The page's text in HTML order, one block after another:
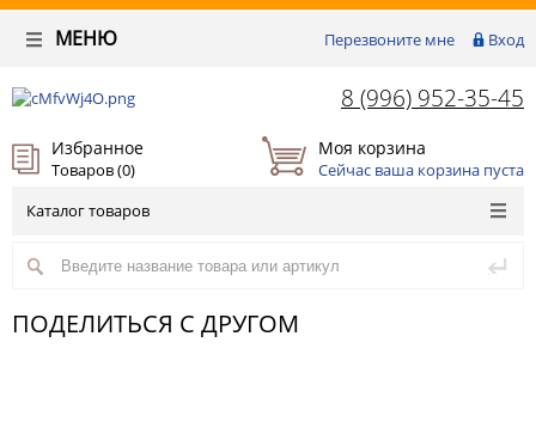
Перезвоните мне Вход
МЕНЮ
8 (996) 952-35-45
Избранное
Товаров (0)
Моя корзина
Сейчас ваша корзина пуста
Каталог товаров
ПОДЕЛИТЬСЯ С ДРУГОМ